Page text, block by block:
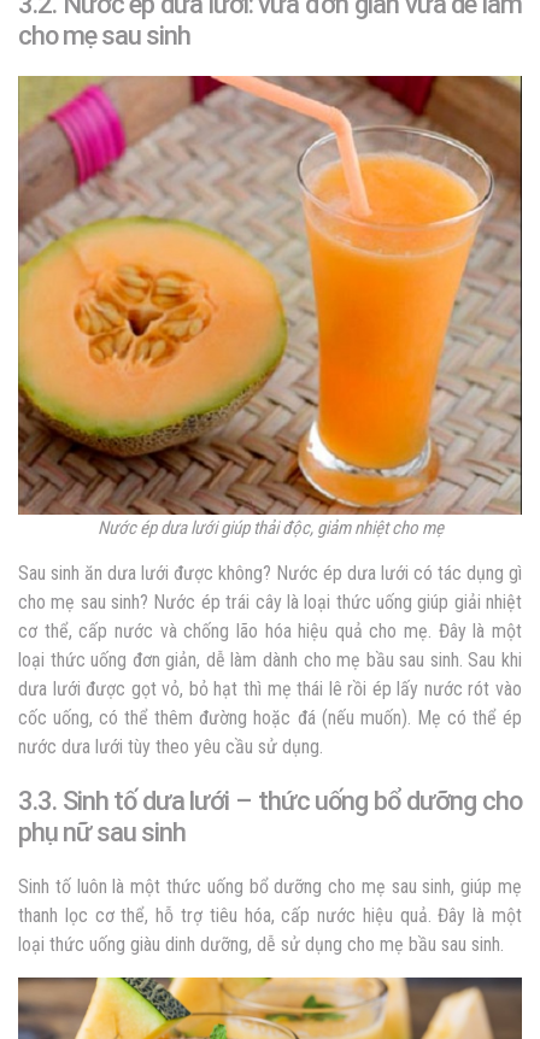
cho mẹ sau sinh
Nước ép dưa lưới giúp thải độc, giảm nhiệt cho mẹ
Sau sinh ăn dưa lưới được không? Nước ép dưa lưới có tác dụng gì
cho mẹ sau sinh? Nước ép trái cây là loại thức uống giúp giải nhiệt
cơ thể, cấp nước và chống lão hóa hiệu quả cho mẹ. Đây là một
loại thức uống đơn giản, dễ làm dành cho mẹ bầu sau sinh. Sau khi
dưa lưới được gọt vỏ, bỏ hạt thì mẹ thái lê rồi ép lấy nước rót vào
cốc uống, có thể thêm đường hoặc đá (nếu muốn). Mẹ có thể ép
nước dưa lưới tùy theo yêu cầu sử dụng.
3.3. Sinh tố dưa lưới – thức uống bổ dưỡng cho
phụ nữ sau sinh
Sinh tố luôn là một thức uống bổ dưỡng cho mẹ sau sinh, giúp mẹ
thanh lọc cơ thể, hỗ trợ tiêu hóa, cấp nước hiệu quả. Đây là một
loại thức uống giàu dinh dưỡng, dễ sử dụng cho mẹ bầu sau sinh.